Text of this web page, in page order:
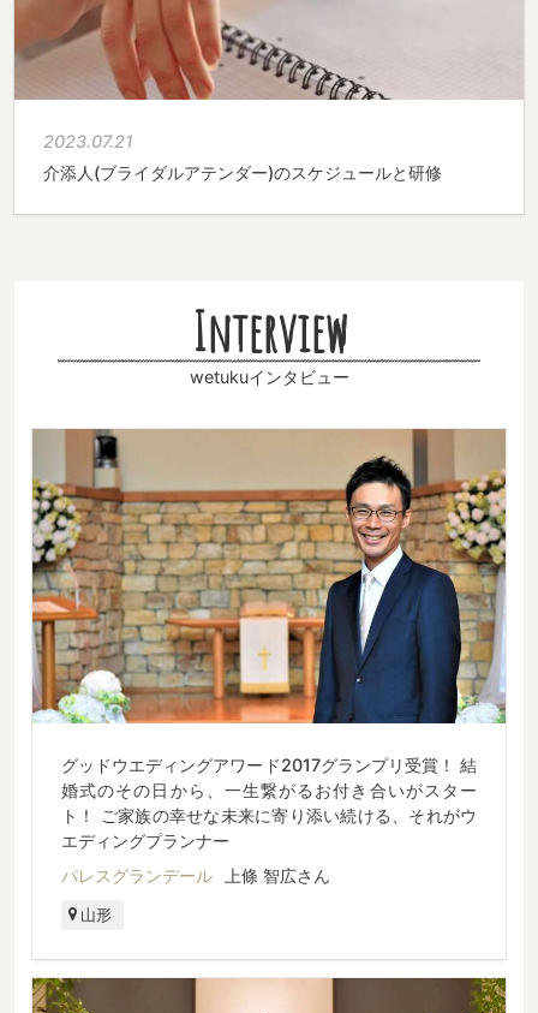
2023.07.21
介添人(ブライダルアテンダー)のスケジュールと研修
Interview
wetukuインタビュー
グッドウエディングアワード2017グランプリ受賞！ 結
婚式のその日から、一生繋がるお付き合いがスター
ト！ ご家族の幸せな未来に寄り添い続ける、それがウ
エディングプランナー
パレスグランデール
上條 智広さん
山形